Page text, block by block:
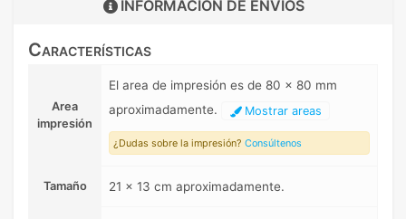
INFORMACIÓN DE ENVIOS
Características
Area
impresión
El area de impresión es de 80 x 80 mm
aproximadamente.
Mostrar areas
¿Dudas sobre la impresión? Consúltenos
Tamaño 21 x 13 cm aproximadamente.